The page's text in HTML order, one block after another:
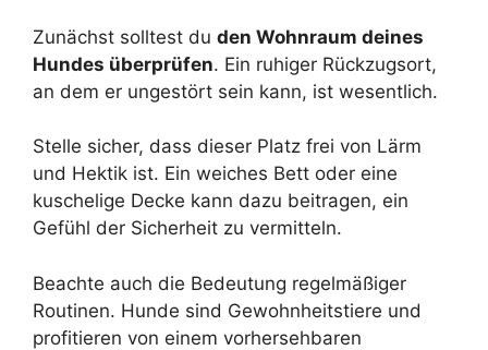
Zunächst solltest du den Wohnraum deines
Hundes überprüfen. Ein ruhiger Rückzugsort,
an dem er ungestört sein kann, ist wesentlich.
Stelle sicher, dass dieser Platz frei von Lärm
und Hektik ist. Ein weiches Bett oder eine
kuschelige Decke kann dazu beitragen, ein
Gefühl der Sicherheit zu vermitteln.
Beachte auch die Bedeutung regelmäßiger
Routinen. Hunde sind Gewohnheitstiere und
profitieren von einem vorhersehbaren